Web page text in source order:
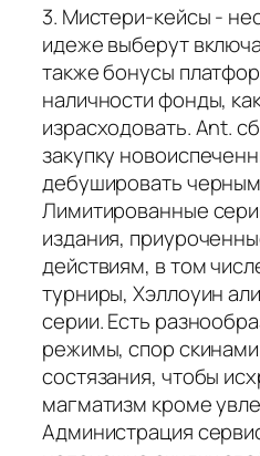
3. Мистери-кейсы -
идеже выберут
также бонусы
наличности фонды,
израсходовать. Ant.
закупку
дебушировать
Лимитированные
издания,
действиям, в том
турниры, Хэллоуин
серии. Есть
режимы, спор
состязания, чтобы
магматизм кроме
Администрация